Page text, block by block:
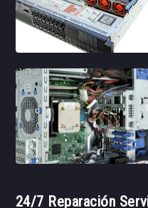
24/7 Reparación